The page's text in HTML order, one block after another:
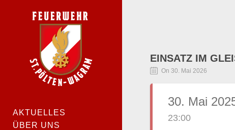
AKTUELLES
ÜBER UNS
EINSATZ IM
On 30. Mai 2026
30. Mai
23:00